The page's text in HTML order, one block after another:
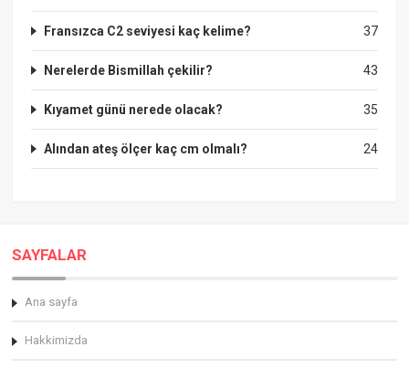
37
Fransızca C2 seviyesi kaç kelime?
43
Nerelerde Bismillah çekilir?
35
Kıyamet günü nerede olacak?
24
Alından ateş ölçer kaç cm olmalı?
SAYFALAR
Ana sayfa
Hakkimizda